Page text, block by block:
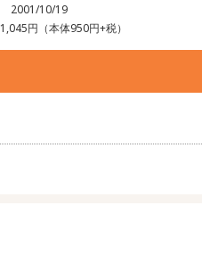
2001/10/19
1,045円（本体950円+税）